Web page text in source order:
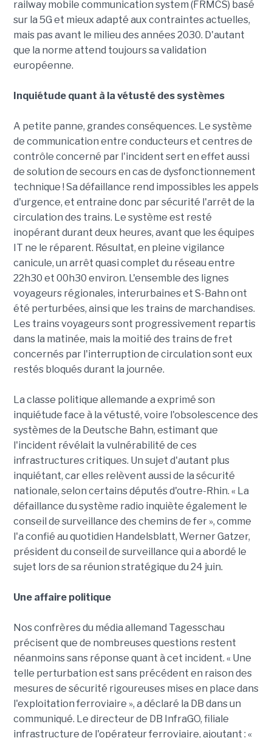
railway mobile communication system (FRMCS) basé
sur la 5G et mieux adapté aux contraintes actuelles,
mais pas avant le milieu des années 2030. D'autant
que la norme attend toujours sa validation
européenne.
Inquiétude quant à la vétusté des systèmes
A petite panne, grandes conséquences. Le système
de communication entre conducteurs et centres de
contrôle concerné par l'incident sert en effet aussi
de solution de secours en cas de dysfonctionnement
technique ! Sa défaillance rend impossibles les appels
d'urgence, et entraine donc par sécurité l'arrêt de la
circulation des trains. Le système est resté
inopérant durant deux heures, avant que les équipes
IT ne le réparent. Résultat, en pleine vigilance
canicule, un arrêt quasi complet du réseau entre
22h30 et 00h30 environ. L'ensemble des lignes
voyageurs régionales, interurbaines et S-Bahn ont
été perturbées, ainsi que les trains de marchandises.
Les trains voyageurs sont progressivement repartis
dans la matinée, mais la moitié des trains de fret
concernés par l'interruption de circulation sont eux
restés bloqués durant la journée.
La classe politique allemande a exprimé son
inquiétude face à la vétusté, voire l'obsolescence des
systèmes de la Deutsche Bahn, estimant que
l'incident révélait la vulnérabilité de ces
infrastructures critiques. Un sujet d'autant plus
inquiétant, car elles relèvent aussi de la sécurité
nationale, selon certains députés d'outre-Rhin. « La
défaillance du système radio inquiète également le
conseil de surveillance des chemins de fer », comme
l'a confié au quotidien Handelsblatt, Werner Gatzer,
président du conseil de surveillance qui a abordé le
sujet lors de sa réunion stratégique du 24 juin.
Une affaire politique
Nos confrères du média allemand Tagesschau
précisent que de nombreuses questions restent
néanmoins sans réponse quant à cet incident. « Une
telle perturbation est sans précédent en raison des
mesures de sécurité rigoureuses mises en place dans
l'exploitation ferroviaire », a déclaré la DB dans un
communiqué. Le directeur de DB InfraGO, filiale
infrastructure de l'opérateur ferroviaire, ajoutant : «